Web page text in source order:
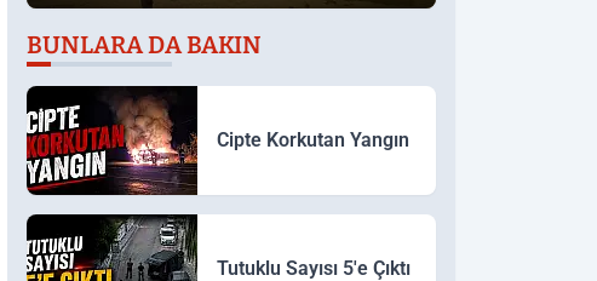
BUNLARA DA BAKIN
Cipte Korkutan Yangın
Tutuklu Sayısı 5'e Çıktı